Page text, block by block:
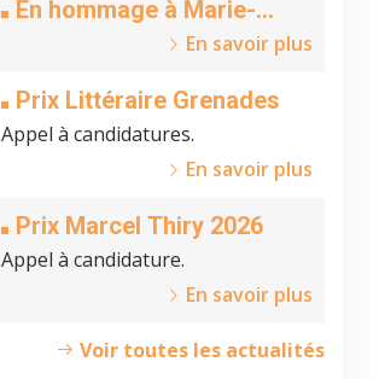
En hommage à Marie-
En savoir plus
Prix Littéraire Grenades
Appel à candidatures.
En savoir plus
Prix Marcel Thiry 2026
Appel à candidature.
En savoir plus
Voir toutes les actualités